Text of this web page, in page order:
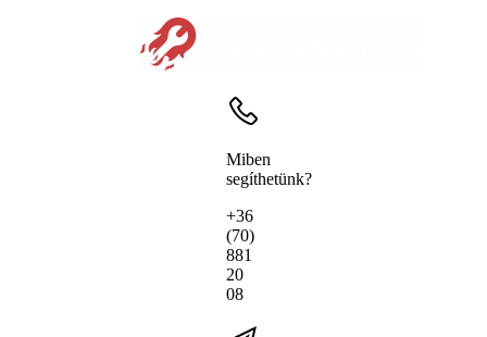
Miben
segíthetünk?
+36
(70)
881
20
08